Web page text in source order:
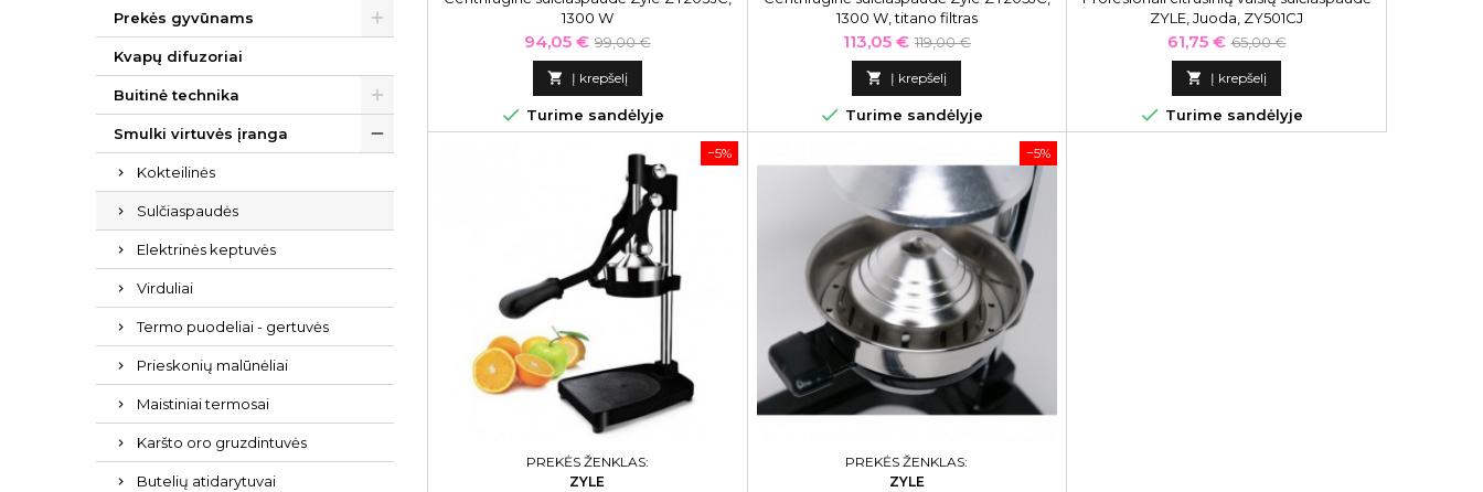
Prekės gyvūnams
Kvapų difuzoriai
Buitinė technika
Smulki virtuvės įranga
Kokteilinės
Sulčiaspaudės
Elektrinės keptuvės
Virduliai
Termo puodeliai - gertuvės
Prieskonių malūnėliai
Maistiniai termosai
Karšto oro gruzdintuvės
Butelių atidarytuvai
1300 W
Kaina
94,05 € Bazinė
kaina
99,00 €
 Į krepšelį
 Turime sandėlyje
1300 W, titano filtras
Kaina
113,05 € Bazinė
kaina
119,00 €
 Į krepšelį
 Turime sandėlyje
ZYLE, Juoda, ZY501CJ
Kaina
61,75 € Bazinė
kaina
65,00 €
 Į krepšelį
 Turime sandėlyje
−5%
PREKĖS ŽENKLAS:
ZYLE
−5%
PREKĖS ŽENKLAS:
ZYLE